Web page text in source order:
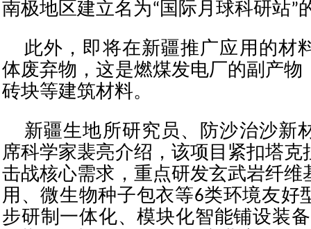
南极地区建立名为“国际月球科研站”
此外，即将在新疆推广应用的材
体废弃物，这是燃煤发电厂的副产物
砖块等建筑材料。
新疆生地所研究员、防沙治沙新
席科学家裴亮介绍，该项目紧扣塔克
击战核心需求，重点研发玄武岩纤维
用、微生物种子包衣等6类环境友好
步研制一体化、模块化智能铺设装